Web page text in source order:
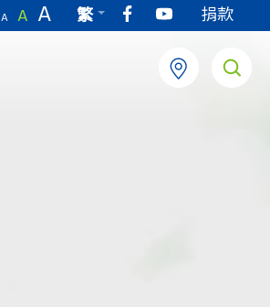
A A A
繁
捐款